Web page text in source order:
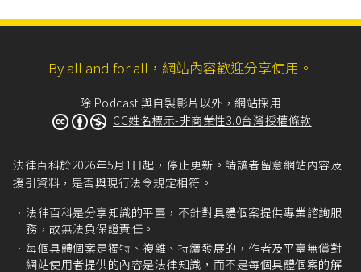
By all and for all，網站內容歡迎分享使用。
除 Podcast 與自製影片以外，網站採用
CC姓名標示-非商業性3.0台灣授權條款
法律百科於2026年5月1日起，停止更新。請讀者留意網站內容及
援引資料，是否與現行法令規定相符。
法律百科是分享知識的平臺，不針對具體個案提供專業諮詢服
務，故無法負保證責任。
每個具體個案是獨特、複雜、持續發展的，作者及平臺無償對
網站使用者提供的內容是法律知識，而不是每個具體個案的解